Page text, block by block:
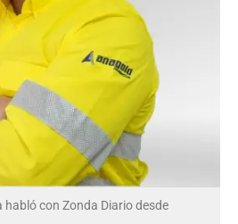
habló con Zonda Diario desde